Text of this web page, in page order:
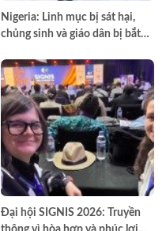
Nigeria: Linh mục bị sát hại,
chủng sinh và giáo dân bị bắt
Đại hội SIGNIS 2026: Truyền